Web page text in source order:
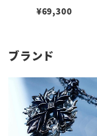
¥69,300
ブランド